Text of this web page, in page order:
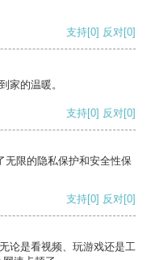
支持[0] 反对[0]
家的温暖。
支持[0] 反对[0]
无限的隐私保护和安全性保
支持[0] 反对[0]
论是看视频、玩游戏还是工